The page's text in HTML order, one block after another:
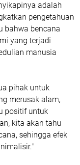
adalah
pengetahuan
bahwa bencana
yang terjadi
manusia
pihak untuk
merusak alam,
positif untuk
kita akan tahu
sehingga efek